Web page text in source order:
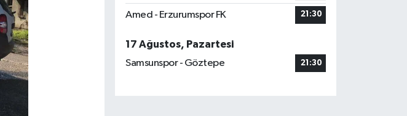
Amed - Erzurumspor FK 21:30
17 Ağustos, Pazartesi
Samsunspor - Göztepe
21:30